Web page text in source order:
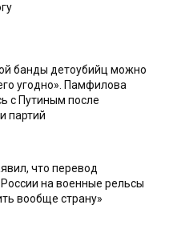
банды детоубийц можно
угодно». Памфилова
с Путиным после
партий
что перевод
на военные рельсы
вообще страну»